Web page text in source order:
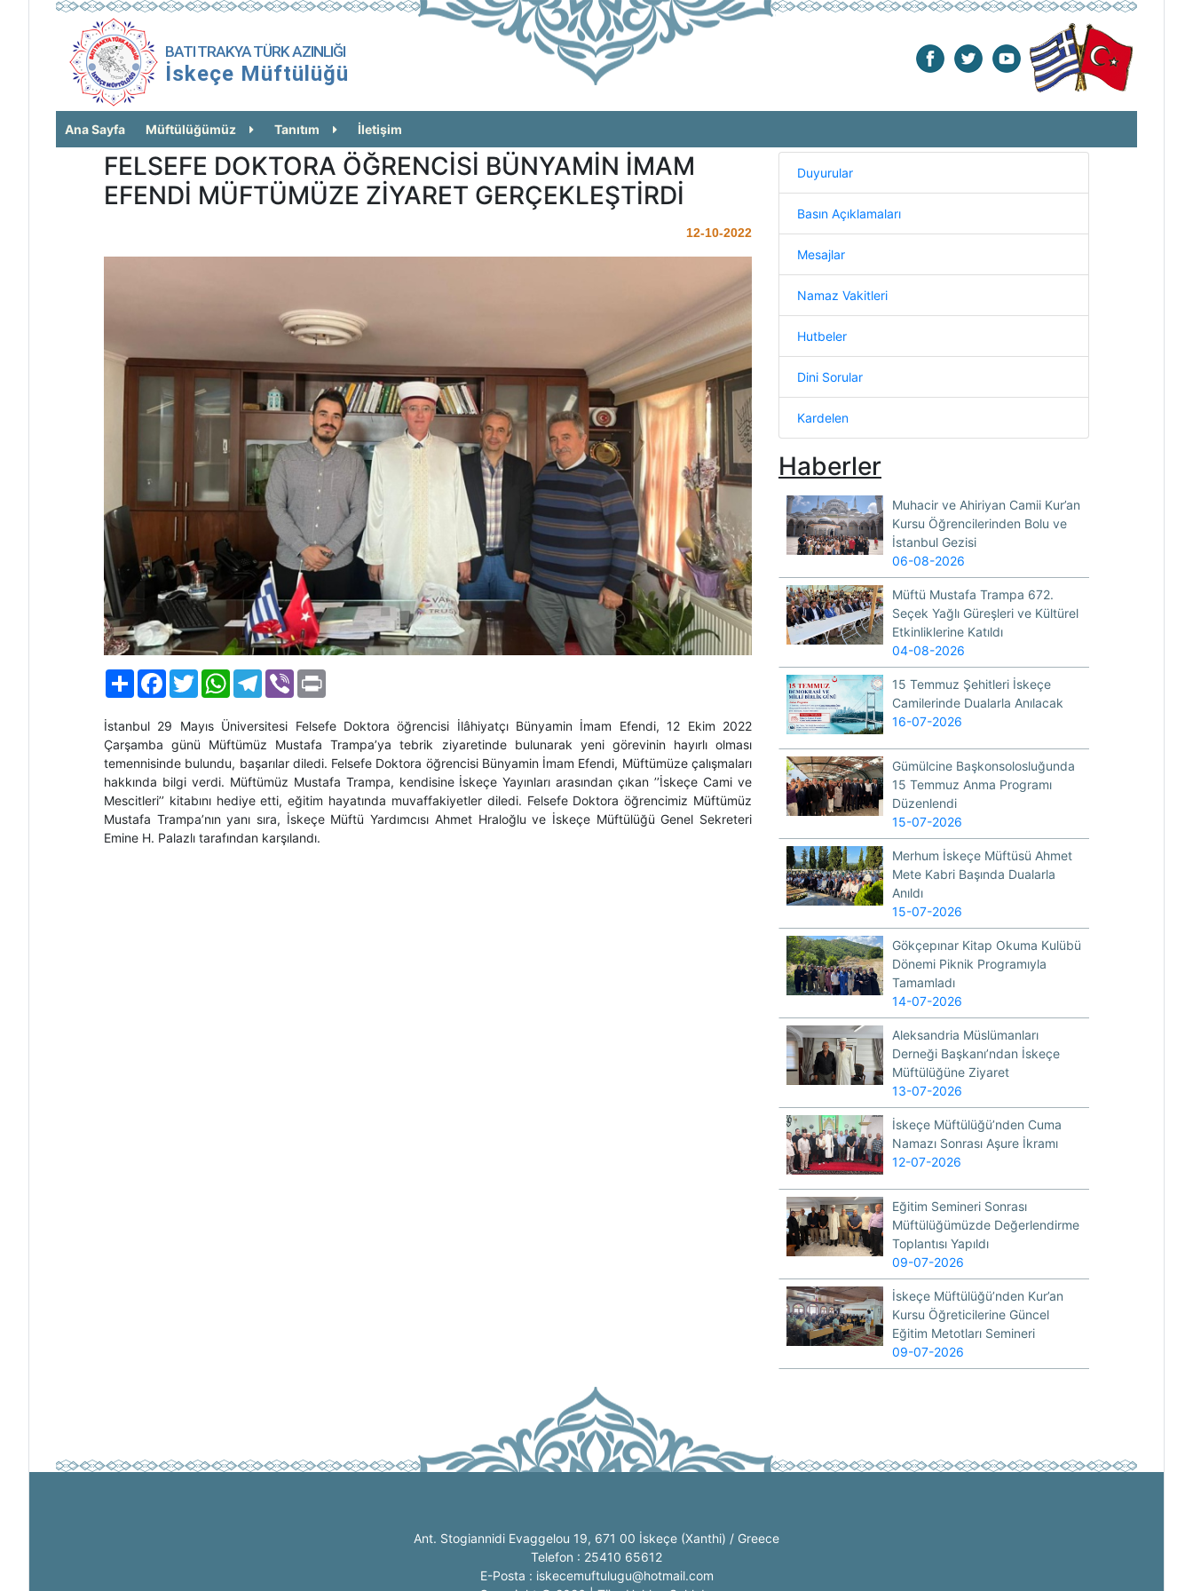
BATI TRAKYA TÜRK AZINLIĞI
İskeçe Müftülüğü
Ana Sayfa Müftülüğümüz Tanıtım İletişim
FELSEFE DOKTORA ÖĞRENCİSİ BÜNYAMİN İMAM
EFENDİ MÜFTÜMÜZE ZİYARET GERÇEKLEŞTİRDİ
12-10-2022
PaylaşFacebook
TwitterWhatsAppTelegram
Viber
İstanbul 29 Mayıs Üniversitesi Felsefe Doktora öğrencisi İlâhiyatçı Bünyamin İmam Efendi, 12 Ekim 2022
Çarşamba günü Müftümüz Mustafa Trampa’ya tebrik ziyaretinde bulunarak yeni görevinin hayırlı olması
temennisinde bulundu, başarılar diledi. Felsefe Doktora öğrencisi Bünyamin İmam Efendi, Müftümüze çalışmaları
hakkında bilgi verdi. Müftümüz Mustafa Trampa, kendisine İskeçe Yayınları arasından çıkan ’’İskeçe Cami ve
Mescitleri’’ kitabını hediye etti, eğitim hayatında muvaffakiyetler diledi. Felsefe Doktora öğrencimiz Müftümüz
Mustafa Trampa’nın yanı sıra, İskeçe Müftü Yardımcısı Ahmet Hraloğlu ve İskeçe Müftülüğü Genel Sekreteri
Emine H. Palazlı tarafından karşılandı.
Duyurular
Basın Açıklamaları
Mesajlar
Namaz Vakitleri
Hutbeler
Dini Sorular
Kardelen
Haberler
Muhacir ve Ahiriyan Camii Kur’an
Kursu Öğrencilerinden Bolu ve
İstanbul Gezisi
06-08-2026
Müftü Mustafa Trampa 672.
Seçek Yağlı Güreşleri ve Kültürel
Etkinliklerine Katıldı
04-08-2026
15 Temmuz Şehitleri İskeçe
Camilerinde Dualarla Anılacak
16-07-2026
Gümülcine Başkonsolosluğunda
15 Temmuz Anma Programı
Düzenlendi
15-07-2026
Merhum İskeçe Müftüsü Ahmet
Mete Kabri Başında Dualarla
Anıldı
15-07-2026
Gökçepınar Kitap Okuma Kulübü
Dönemi Piknik Programıyla
Tamamladı
14-07-2026
Aleksandria Müslümanları
Derneği Başkanı’ndan İskeçe
Müftülüğüne Ziyaret
13-07-2026
İskeçe Müftülüğü’nden Cuma
Namazı Sonrası Aşure İkramı
12-07-2026
Eğitim Semineri Sonrası
Müftülüğümüzde Değerlendirme
Toplantısı Yapıldı
09-07-2026
İskeçe Müftülüğü’nden Kur’an
Kursu Öğreticilerine Güncel
Eğitim Metotları Semineri
09-07-2026
Ant. Stogiannidi Evaggelou 19, 671 00 İskeçe (Xanthi) / Greece
Telefon : 25410 65612
E-Posta : iskecemuftulugu@hotmail.com